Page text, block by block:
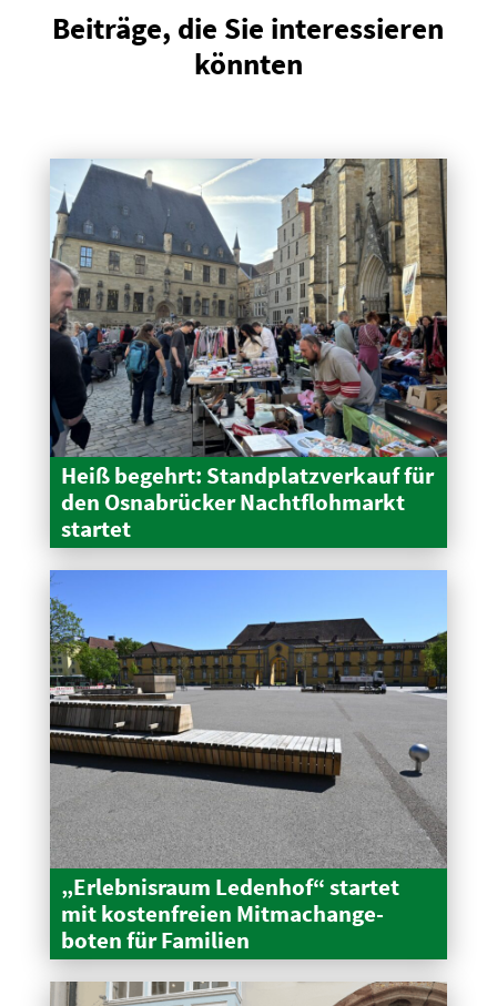
Beiträge, die Sie interessieren
könnten
Heiß begehrt: Stand­platz­verkauf für
den Osnabrücker Nacht­floh­markt
startet
„Erleb­nisraum Ledenhof“ startet
mit kosten­freien Mitma­ch­an­ge­
boten für Familien